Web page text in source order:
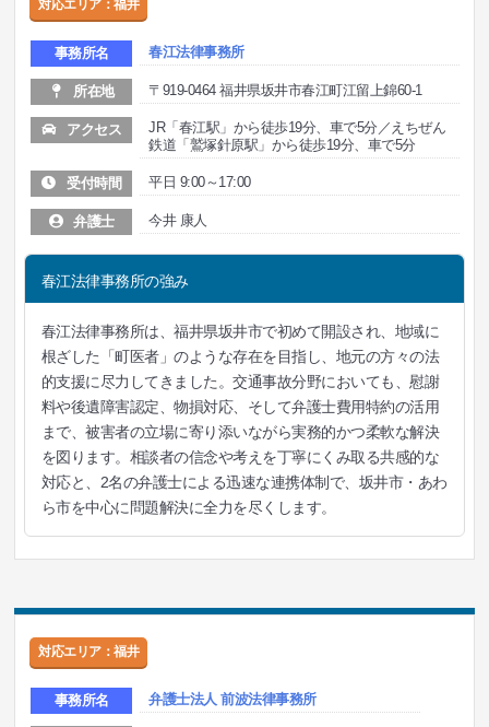
対応エリア：福井
事務所名 春江法律事務所
所在地 〒919-0464 福井県坂井市春江町江留上錦60-1
アクセス
JR「春江駅」から徒歩19分、車で5分／えちぜん
鉄道「鷲塚針原駅」から徒歩19分、車で5分
受付時間 平日 9:00～17:00
弁護士 今井 康人
春江法律事務所の強み
春江法律事務所は、福井県坂井市で初めて開設され、地域に
根ざした「町医者」のような存在を目指し、地元の方々の法
的支援に尽力してきました。交通事故分野においても、慰謝
料や後遺障害認定、物損対応、そして弁護士費用特約の活用
まで、被害者の立場に寄り添いながら実務的かつ柔軟な解決
を図ります。相談者の信念や考えを丁寧にくみ取る共感的な
対応と、2名の弁護士による迅速な連携体制で、坂井市・あわ
ら市を中心に問題解決に全力を尽くします。
対応エリア：福井
事務所名 弁護士法人 前波法律事務所